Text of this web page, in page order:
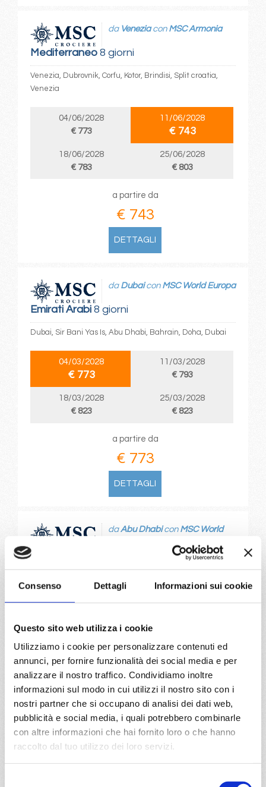
Consenso Dettagli Informazioni sui cookie
Questo sito web utilizza i cookie
Utilizziamo i cookie per personalizzare contenuti ed
annunci, per fornire funzionalità dei social media e per
analizzare il nostro traffico. Condividiamo inoltre
informazioni sul modo in cui utilizzi il nostro sito con i
nostri partner che si occupano di analisi dei dati web,
pubblicità e social media, i quali potrebbero combinarle
con altre informazioni che hai fornito loro o che hanno
raccolto dal tuo utilizzo dei loro servizi.
Mediterraneo8 giorni
da Veneziacon MSC Armonia
Venezia, Dubrovnik, Corfu, Kotor, Brindisi, Split croatia,
Venezia
04/06/2028
€ 773
11/06/2028
€ 743
18/06/2028
€ 783
25/06/2028
€ 803
a partire da
€ 743
DETTAGLI
Emirati Arabi8 giorni
da Dubaicon MSC World Europa
Dubai, Sir Bani Yas Is, Abu Dhabi, Bahrain, Doha, Dubai
04/03/2028
€ 773
11/03/2028
€ 793
18/03/2028
€ 823
25/03/2028
€ 823
a partire da
€ 773
DETTAGLI
Emirati Arabi
daAbu Dhabicon MSC World
Europa
Dhabi
€ 773
€ 773